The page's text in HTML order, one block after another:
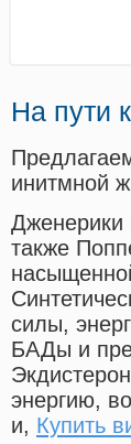
На пути
инитмной
Дженерики
также
силы,
БАДы и
энергию,
и, Купить